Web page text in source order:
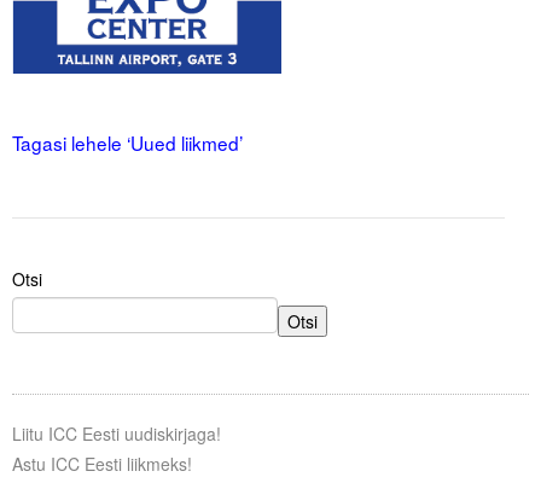
Liitu meililistiga
Oskusteave
Tagasi lehele ‘Uued liikmed’
Otsi
Otsi
Liitu ICC Eesti uudiskirjaga!
Astu ICC Eesti liikmeks!